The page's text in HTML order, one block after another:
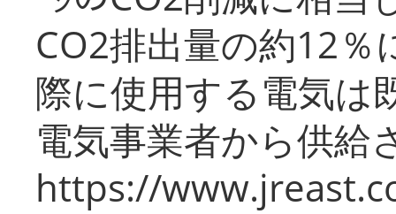
CO2排出量の約12％
際に使用する電気は
電気事業者から供給
https://